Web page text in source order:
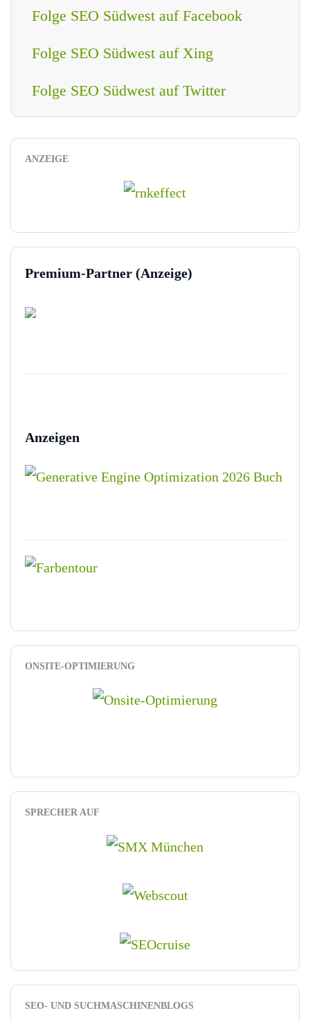
Folge SEO Südwest auf Facebook
Folge SEO Südwest auf Xing
Folge SEO Südwest auf Twitter
ANZEIGE
Premium-Partner (Anzeige)
Anzeigen
ONSITE-OPTIMIERUNG
SPRECHER AUF
SEO- UND SUCHMASCHINENBLOGS